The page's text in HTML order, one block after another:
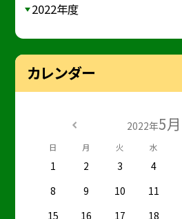
2022年度
カレンダー
2022年5月
日 月 火 水
1 2 3 4
8
9 10 11
15
16 17 18